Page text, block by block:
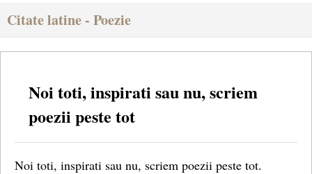
Citate latine - Poezie
Noi toti, inspirati sau nu, scriem
poezii peste tot
Noi toti, inspirati sau nu, scriem poezii peste tot.